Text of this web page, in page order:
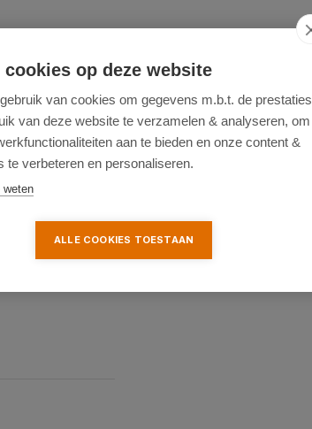
6 reviews
cookies op deze website
van cookies om gegevens m.b.t. de prestaties
van deze website te verzamelen & analyseren, om
aan te bieden en onze content &
te verbeteren en personaliseren.
weten
ALLE COOKIES TOESTAAN